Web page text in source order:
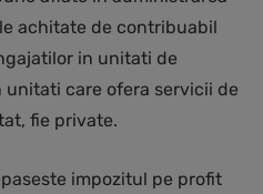
achitate de contribuabil
in unitati de
care ofera servicii de
fie private.
impozitul pe profit